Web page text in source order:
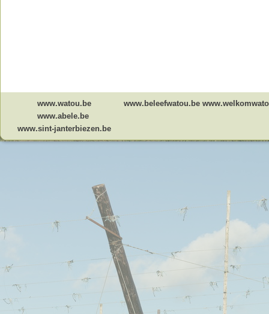
www.watou.be
www.abele.be
www.sint-janterbiezen.be
www.beleefwatou.be